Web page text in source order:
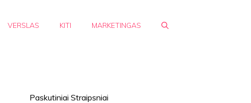
VERSLAS KITI MARKETINGAS
Paskutiniai Straipsniai